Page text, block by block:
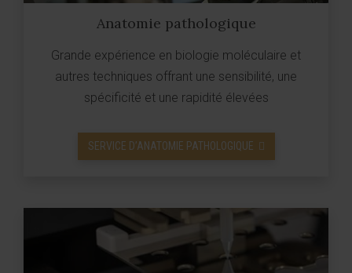
Anatomie pathologique
Grande expérience en biologie moléculaire et
autres techniques offrant une sensibilité, une
spécificité et une rapidité élevées
SERVICE D’ANATOMIE PATHOLOGIQUE